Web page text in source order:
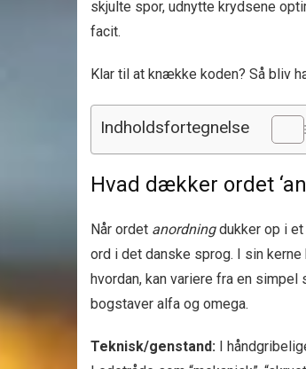
skjulte spor, udnytte krydsene
facit.
Klar til at knække koden? Så bliv
Indholdsfortegnelse
Hvad dækker ordet
Når ordet anordningdukker op i
ord i det danske sprog. I sin
hvordan, kan variere fra en
bogstaver alfa og omega.
Teknisk/genstand: I